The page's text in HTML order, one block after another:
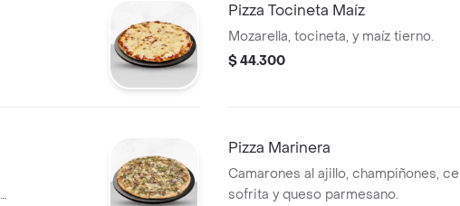
Pizza Tocineta Maíz
Mozarella, tocineta, y maíz tierno.
$ 44.300
Pizza Marinera
Camarones al ajillo, champiñones,
sofrita y queso parmesano.